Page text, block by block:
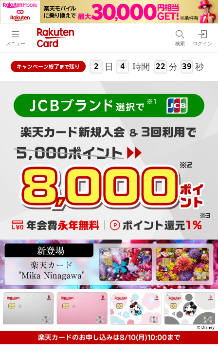
メニュー 検索 ログイン
キャンペーン終了まで残り 2 日 4 時間 22 分 38 秒
楽天カードのお申し込みは8/10(月)10:00まで